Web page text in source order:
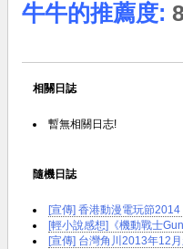
牛牛的推薦度:
相關日誌
暫無相關日志!
隨機日誌
[宣傳] 香港動漫電玩節
[輕小說感想]《機動戰士
[宣傳] 台灣角川2013年12